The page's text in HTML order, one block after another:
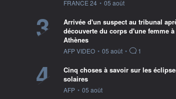
information fournie par
FRANCE 24 • 05 août
3
Arrivée d'un suspect au tribunal
découverte du corps d'une femme à
Athènes
information fournie par
AFP VIDEO • 05 août • 1
4
Cinq choses à savoir sur les
solaires
information fournie par
AFP • 05 août